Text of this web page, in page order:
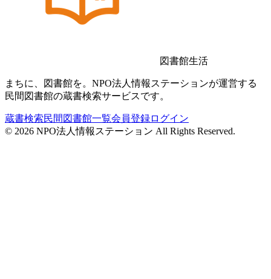
図書館生活
まちに、図書館を。NPO法人情報ステーションが運営する
民間図書館の蔵書検索サービスです。
蔵書検索民間図書館一覧会員登録ログイン
© 2026 NPO法人情報ステーション All Rights Reserved.